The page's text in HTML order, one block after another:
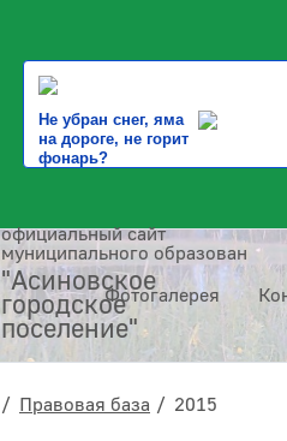
Не убран снег, яма
на дороге, не горит
фонарь?
официальный сайт
муниципального образования
"Асиновское
городское
поселение"
Фотогалерея
Правовая база 2015